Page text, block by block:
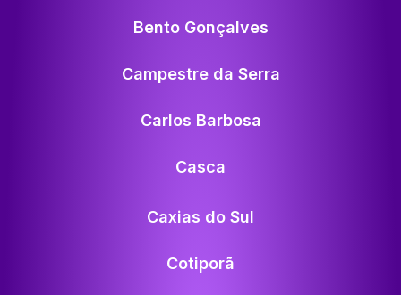
Bento Gonçalves
Campestre da Serra
Carlos Barbosa
Casca
Caxias do Sul
Cotiporã